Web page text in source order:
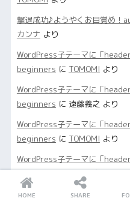
撃退成功♪ようやくお目覚め！
カンナ より
WordPress子テーマに「
beginners に TOMOMI より
WordPress子テーマに「
beginners に 遠藤義之 より
WordPress子テーマに「
beginners に TOMOMI より
WordPress子テーマに「
beginnersに遠藤義之より
丸2日間続いた迷惑メールをピ
HOME SHARE